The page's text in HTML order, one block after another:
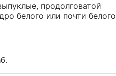
продолговатой
белого или почти белого